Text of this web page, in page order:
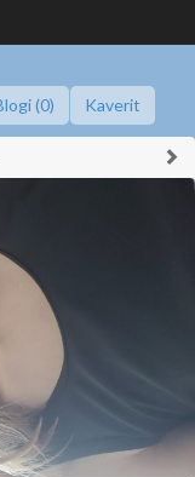
(0) Kaverit
Saavutukset